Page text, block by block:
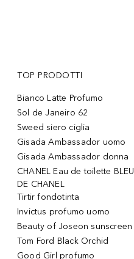
TOP PRODOTTI
Bianco Latte Profumo
Sol de Janeiro 62
Sweed siero ciglia
Gisada Ambassador uomo
Gisada Ambassador donna
CHANEL Eau de toilette BLEU
DE CHANEL
Tirtir fondotinta
Invictus profumo uomo
Beauty of Joseon sunscreen
Tom Ford Black Orchid
Good Girl profumo